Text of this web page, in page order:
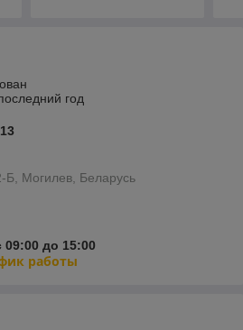
год
Б, Могилев, Беларусь
09:00 до 15:00
работы